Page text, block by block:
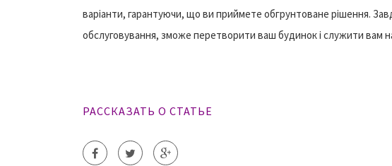
варіанти, гарантуючи, що ви приймете обгрунтоване рішення.
обслуговування, зможе перетворити ваш будинок і служити вам
РАССКАЗАТЬ О СТАТЬЕ